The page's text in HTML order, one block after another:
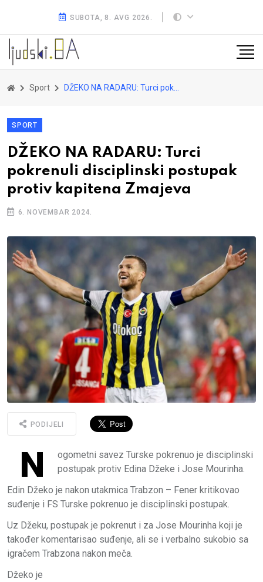
SUBOTA, 8. AVG 2026.
Sport DŽEKO NA RADARU: Turci pokrenuli disciplinski postupak protiv kapitena Zmajeva
SPORT
DŽEKO NA RADARU: Turci
pokrenuli disciplinski postupak
protiv kapitena Zmajeva
6. NOVEMBAR 2024.
PODIJELI
N
ogometni savez Turske pokrenuo je disciplinski
postupak protiv Edina Džeke i Jose Mourinha.
Edin Džeko je nakon utakmica Trabzon – Fener kritikovao
suđenje i FS Turske pokrenuo je disciplinski postupak.
Uz Džeku, postupak je pokrenut i za Jose Mourinha koji je
također komentarisao suđenje, ali se i verbalno sukobio sa
igračem Trabzona nakon meča.
Džeko je